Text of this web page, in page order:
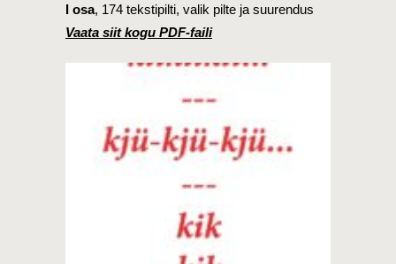
I osa, 174 tekstipilti, valik pilte ja suurendus
Vaata siit kogu PDF-faili